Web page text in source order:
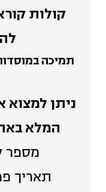
קולות
תמיכה
ניתן
המלא
מספר
תאריך